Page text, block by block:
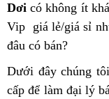
Dơi có không ít
Vip giá lẻ/giá sỉ
đâu có bán?
Dưới đây chúng
cấp để làm đại lý